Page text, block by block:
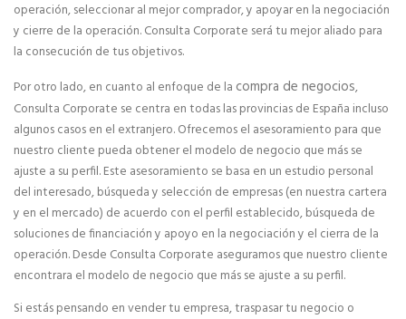
Marketing y Comunicación para franquicias
Formación para franquicias
Servicios de asesoramiento legal para franquicias
Financiación e inversores para franquicias
Programa de Ayudas y Subvenciones para
Emprendedores 2025 (PASE)
Expansión de franquicias
operación, seleccionar al mejor comprador, y apoyar en la negociación
y cierre de la operación. Consulta Corporate será tu mejor aliado para
la consecución de tus objetivos.
Por otro lado, en cuanto al enfoque de la compra de negocios,
Consulta Corporate se centra en todas las provincias de España incluso
algunos casos en el extranjero. Ofrecemos el asesoramiento para que
nuestro cliente pueda obtener el modelo de negocio que más se
ajuste a su perfil. Este asesoramiento se basa en un estudio personal
del interesado, búsqueda y selección de empresas (en nuestra cartera
y en el mercado) de acuerdo con el perfil establecido, búsqueda de
soluciones de financiación y apoyo en la negociación y el cierra de la
operación. Desde Consulta Corporate aseguramos que nuestro cliente
encontrara el modelo de negocio que más se ajuste a su perfil.
Si estás pensando en vender tu empresa, traspasar tu negocio o